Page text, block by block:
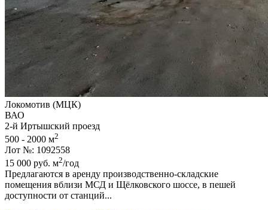
Локомотив (МЦК)
ВАО
2-й Иртышский проезд
500 - 2000 м2
Лот №: 1092558
15 000 руб. м2/год
Предлагаются в аренду производственно-складские
помещения вблизи МСД и Щёлковского шоссе,­ в пешей
доступности от станций...